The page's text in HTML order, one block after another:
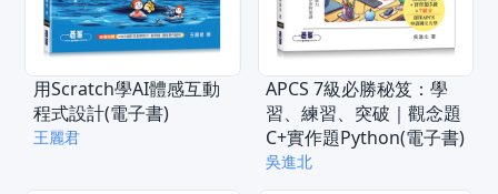
用Scratch學AI體感互動
程式設計(電子書)
王麗君
APCS 7級必勝秘笈：學
習、練習、突破｜觀念題
C+實作題Python(電子書)
吳進北